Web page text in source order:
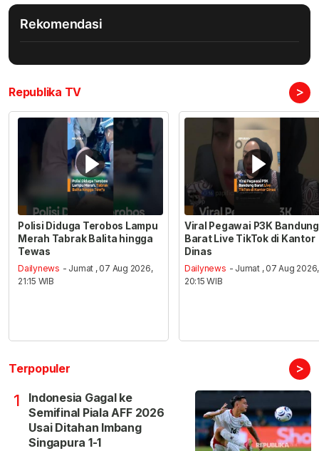
Rekomendasi
Republika TV >
Polisi Diduga Terobos Lampu
Merah Tabrak Balita hingga
Tewas
Dailynews - Jumat , 07 Aug 2026,
21:15 WIB
Viral Pegawai P3K Bandung
Barat Live TikTok di Kantor
Dinas
Dailynews - Jumat , 07 Aug 2026,
20:15 WIB
Terpopuler >
1
Indonesia Gagal ke
Semifinal Piala AFF 2026
Usai Ditahan Imbang
Singapura 1-1